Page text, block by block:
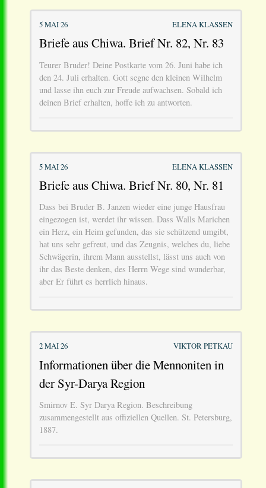
5 MAI 26 ELENA KLASSEN
Briefe aus Chiwa. Brief Nr. 82, Nr. 83
Teurer Bruder! Deine Postkarte vom 26. Juni habe ich
den 24. Juli erhalten. Gott segne den kleinen Wilhelm
und lasse ihn euch zur Freude aufwachsen. Sobald ich
deinen Brief erhalten, hoffe ich zu antworten.
5 MAI 26 ELENA KLASSEN
Briefe aus Chiwa. Brief Nr. 80, Nr. 81
Dass bei Bruder B. Janzen wieder eine junge Hausfrau
eingezogen ist, werdet ihr wissen. Dass Walls Marichen
ein Herz, ein Heim gefunden, das sie schützend umgibt,
hat uns sehr gefreut, und das Zeugnis, welches du, liebe
Schwägerin, ihrem Mann ausstellst, lässt uns auch von
ihr das Beste denken, des Herrn Wege sind wunderbar,
aber Er führt es herrlich hinaus.
2 MAI 26 VIKTOR PETKAU
Informationen über die Mennoniten in
der Syr-Darya Region
Smirnov E. Syr Darya Region. Beschreibung
zusammengestellt aus offiziellen Quellen. St. Petersburg,
1887.